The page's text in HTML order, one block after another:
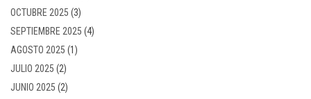
OCTUBRE 2025 (3)
SEPTIEMBRE 2025 (4)
AGOSTO 2025 (1)
JULIO 2025 (2)
JUNIO 2025 (2)